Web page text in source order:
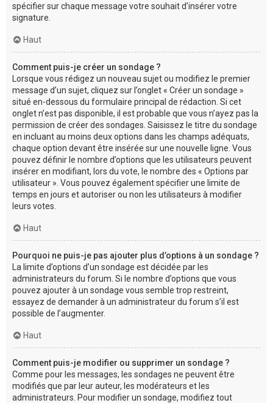
spécifier sur chaque message votre souhait d’insérer votre
signature.
Haut
Comment puis-je créer un sondage ?
Lorsque vous rédigez un nouveau sujet ou modifiez le premier
message d’un sujet, cliquez sur l’onglet « Créer un sondage »
situé en-dessous du formulaire principal de rédaction. Si cet
onglet n’est pas disponible, il est probable que vous n’ayez pas la
permission de créer des sondages. Saisissez le titre du sondage
en incluant au moins deux options dans les champs adéquats,
chaque option devant être insérée sur une nouvelle ligne. Vous
pouvez définir le nombre d’options que les utilisateurs peuvent
insérer en modifiant, lors du vote, le nombre des « Options par
utilisateur ». Vous pouvez également spécifier une limite de
temps en jours et autoriser ou non les utilisateurs à modifier
leurs votes.
Haut
Pourquoi ne puis-je pas ajouter plus d’options à un sondage ?
La limite d’options d’un sondage est décidée par les
administrateurs du forum. Si le nombre d’options que vous
pouvez ajouter à un sondage vous semble trop restreint,
essayez de demander à un administrateur du forum s’il est
possible de l’augmenter.
Haut
Comment puis-je modifier ou supprimer un sondage ?
Comme pour les messages, les sondages ne peuvent être
modifiés que par leur auteur, les modérateurs et les
administrateurs. Pour modifier un sondage, modifiez tout